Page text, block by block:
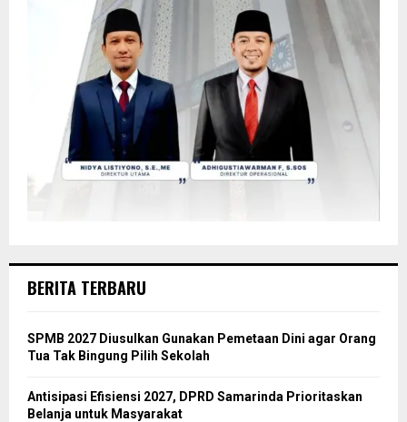
BERITA TERBARU
SPMB 2027 Diusulkan Gunakan Pemetaan Dini agar Orang
Tua Tak Bingung Pilih Sekolah
Antisipasi Efisiensi 2027, DPRD Samarinda Prioritaskan
Belanja untuk Masyarakat